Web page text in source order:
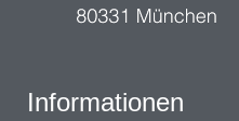
Informationen